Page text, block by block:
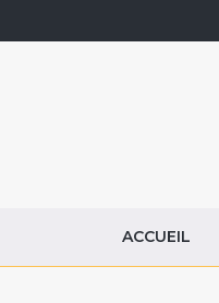
ACCUEIL